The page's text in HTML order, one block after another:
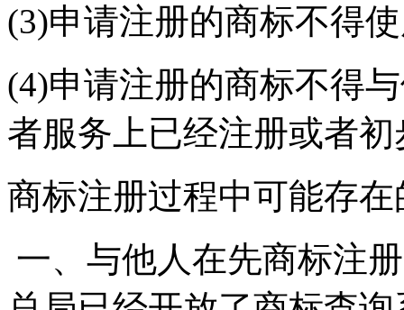
(3)申请注册的商标不得
(4)申请注册的商标不得
者服务上已经注册或者
商标注册过程中可能存
一、与他人在先商标注